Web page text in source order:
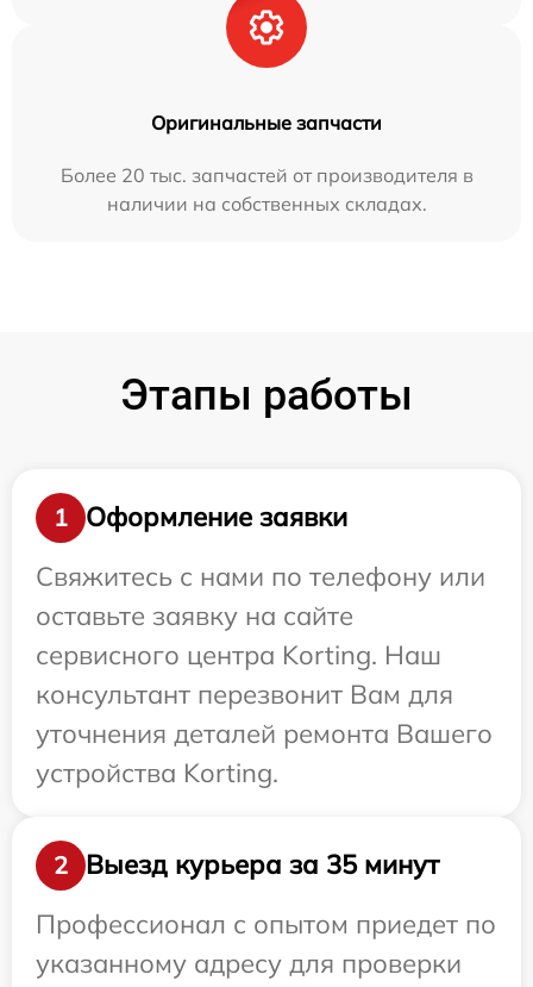
Оригинальные запчасти
Более 20 тыс. запчастей от производителя в
наличии на собственных складах.
Этапы работы
1
Оформление заявки
Свяжитесь с нами по телефону или
оставьте заявку на сайте
сервисного центра Korting. Наш
консультант перезвонит Вам для
уточнения деталей ремонта Вашего
устройства Korting.
2
Выезд курьера за 35 минут
Профессионал с опытом приедет по
указанному адресу для проверки